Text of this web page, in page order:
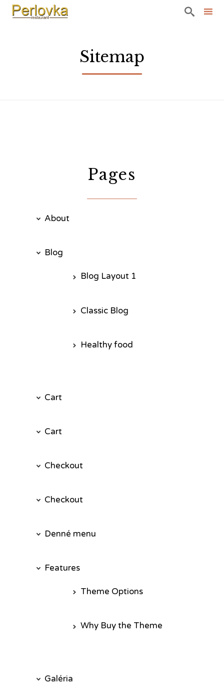

Sitemap
Pages
About
Blog
Blog Layout 1
Classic Blog
Healthy food
Cart
Cart
Checkout
Checkout
Denné menu
Features
Theme Options
Why Buy the Theme
Galéria